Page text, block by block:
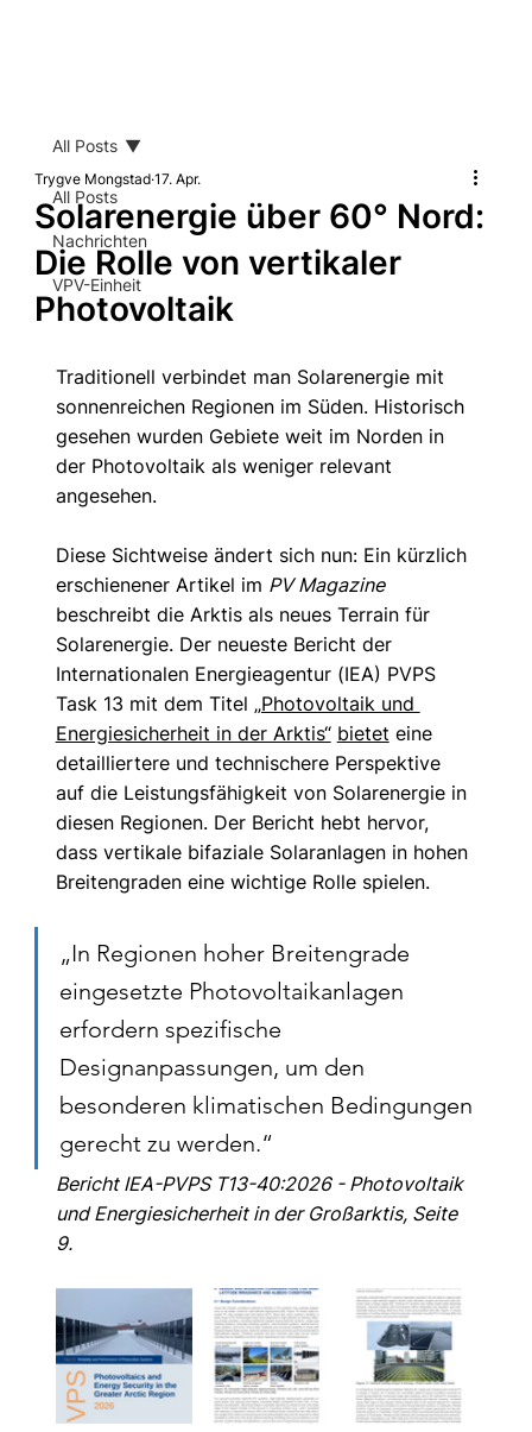
All Posts
Nachrichten
VPV-Einheit
All Posts
Solarenergie über 60° Nord:
Die Rolle von vertikaler
Photovoltaik
Trygve Mongstad 17. Apr.
Traditionell verbindet man Solarenergie mit
sonnenreichen Regionen im Süden. Historisch
gesehen wurden Gebiete weit im Norden in
der Photovoltaik als weniger relevant
angesehen.
Diese Sichtweise ändert sich nun: Ein kürzlich
erschienener Artikel im PV Magazine
beschreibt die Arktis als neues Terrain für
Solarenergie. Der neueste Bericht der
Internationalen Energieagentur (IEA) PVPS
Task 13 mit dem Titel „Photovoltaik und
Energiesicherheit in der Arktis“ bietet eine
detailliertere und technischere Perspektive
auf die Leistungsfähigkeit von Solarenergie in
diesen Regionen. Der Bericht hebt hervor,
dass vertikale bifaziale Solaranlagen in hohen
Breitengraden eine wichtige Rolle spielen.
„In Regionen hoher Breitengrade
eingesetzte Photovoltaikanlagen
erfordern spezifische
Designanpassungen, um den
besonderen klimatischen Bedingungen
gerecht zu werden.“
Bericht IEA-PVPS T13-40:2026 - Photovoltaik
und Energiesicherheit in der Großarktis, Seite
9.